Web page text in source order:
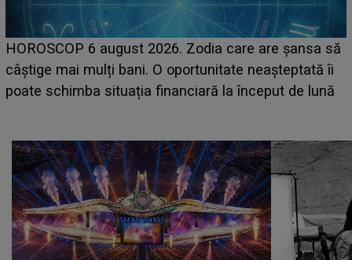
LINE-UP UNTOLD ONE, prima zi. Cine sunt artiștii
care deschid festivalul și de la ce ore au loc cele mai
așteptate concerte pe scena principală?